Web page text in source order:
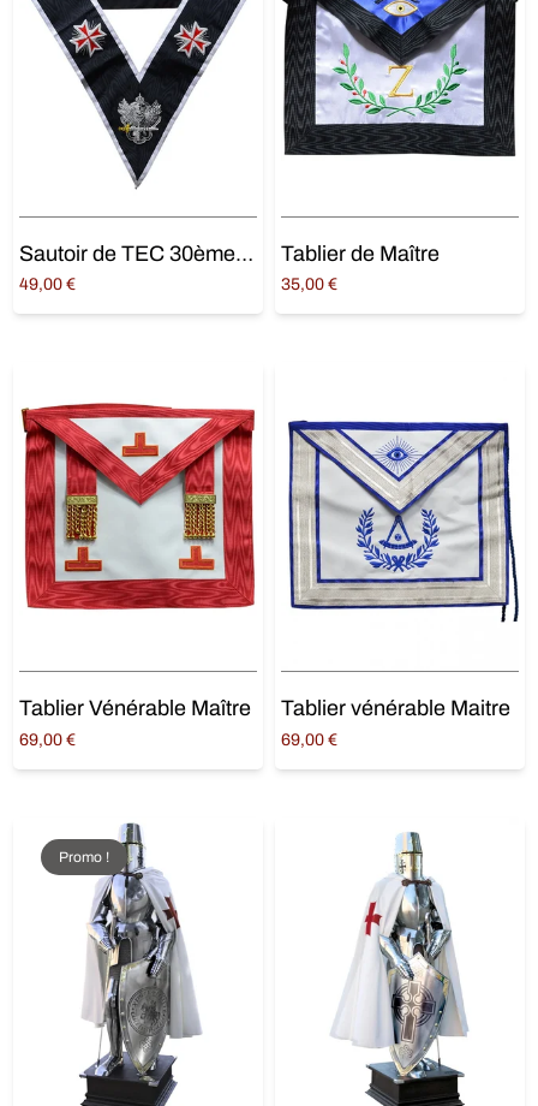
Sautoir de TEC 30ème degré
49,00 €
Ajouter au panier
Tablier de Maître
35,00 €
Ajouter au panier
Tablier Vénérable Maître
69,00 €
Ajouter au panier
Tablier vénérable Maitre
69,00 €
Ajouter au panier
Promo !